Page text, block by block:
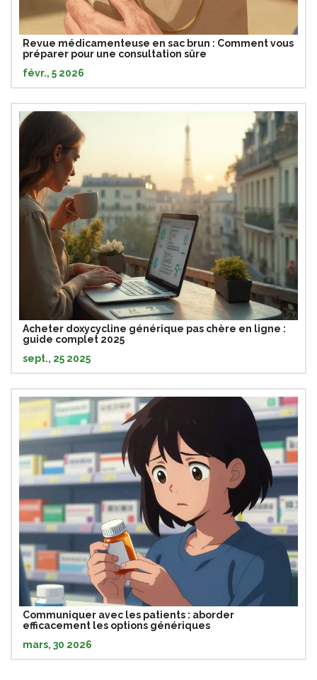
Revue médicamenteuse en sac brun : Comment vous
préparer pour une consultation sûre
févr., 5 2026
Acheter doxycycline générique pas chère en ligne :
guide complet 2025
sept., 25 2025
Communiquer avec les patients : aborder
efficacement les options génériques
mars, 30 2026